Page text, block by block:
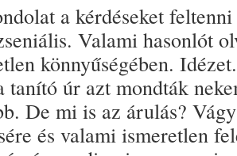
a kérdéseket
Valami hasonlót
könnyűségében.
tanító úr azt mondták
De mi is az árulás?
és valami ismeretlen